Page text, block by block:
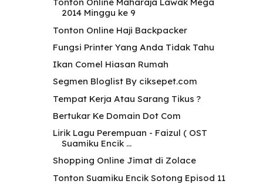
Tonton Online Maharaja Lawak Mega
2014 Minggu ke 9
Tonton Online Haji Backpacker
Fungsi Printer Yang Anda Tidak Tahu
Ikan Comel Hiasan Rumah
Segmen Bloglist By ciksepet.com
Tempat Kerja Atau Sarang Tikus ?
Bertukar Ke Domain Dot Com
Lirik Lagu Perempuan - Faizul ( OST
Suamiku Encik ...
Shopping Online Jimat di Zolace
Tonton Suamiku Encik Sotong Episod 11